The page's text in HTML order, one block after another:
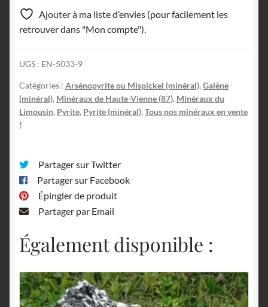
Arsénopyrite
et
Pyrite,
Haute-
Vienne,
Limousin.
Ajouter à ma liste d’envies (pour facilement les
retrouver dans "Mon compte").
UGS : EN-5033-9
Catégories : Arsénopyrite ou Mispickel (minéral),Galène
(minéral), Minéraux de Haute-Vienne (87), Minéraux du
Limousin, Pyrite, Pyrite (minéral),Tous nos minéraux en vente
!
Partager sur Twitter
Partager sur Facebook
Épingler de produit
Partager par Email
Également disponible :